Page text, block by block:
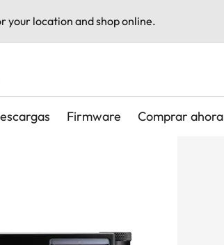
your location and shop online.
- Home
Firmware Comprar ahora